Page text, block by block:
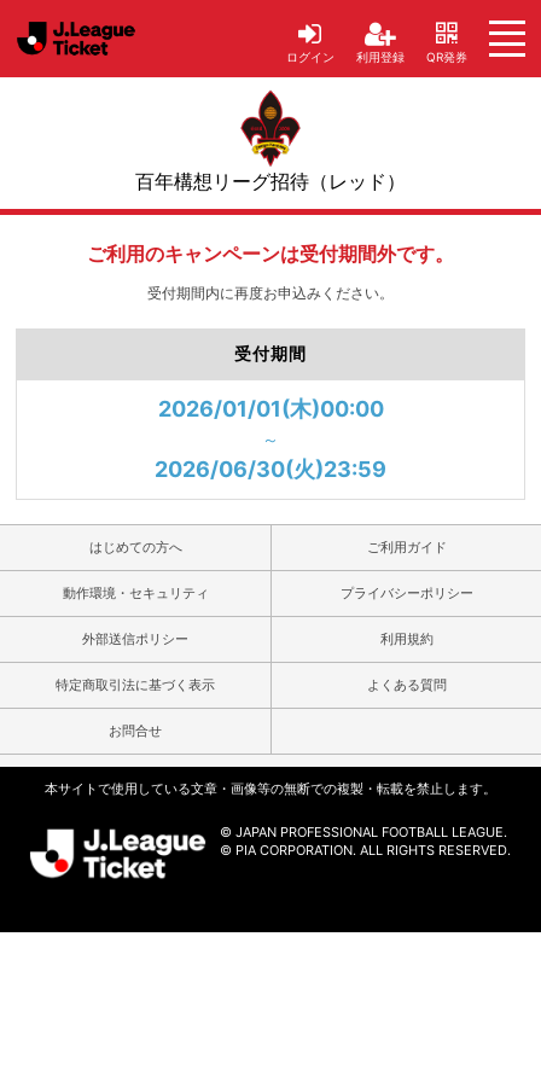
ログイン 利用登録 QR発券
百年構想リーグ招待（レッド）
ご利用のキャンペーンは受付期間外です。
受付期間内に再度お申込みください。
受付期間
2026/01/01(木)00:00
～
2026/06/30(火)23:59
はじめての方へ ご利用ガイド
動作環境・セキュリティ プライバシーポリシー
外部送信ポリシー 利用規約
特定商取引法に基づく表示 よくある質問
お問合せ
本サイトで使用している文章・画像等の無断での複製・転載を禁止します。
© JAPAN PROFESSIONAL FOOTBALL LEAGUE.
© PIA CORPORATION. ALL RIGHTS RESERVED.